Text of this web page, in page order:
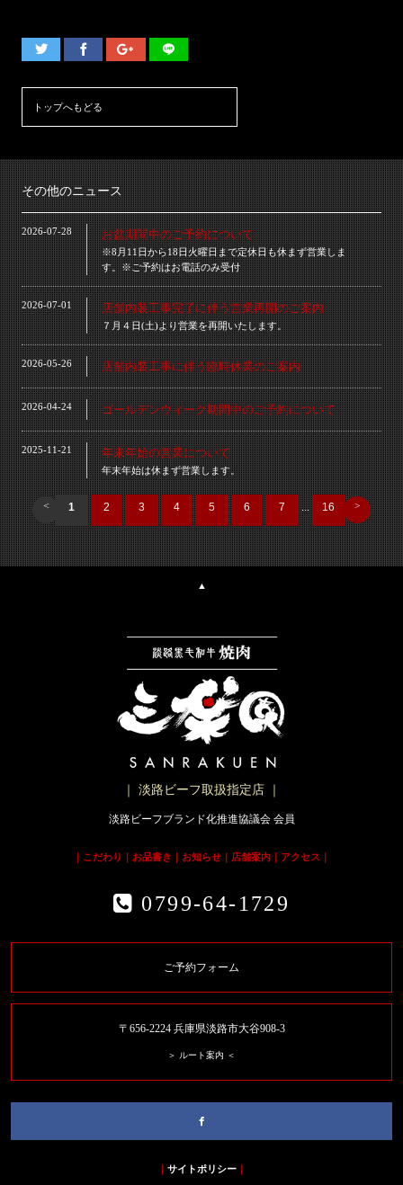
トップへもどる
その他のニュース
2026-07-28 お盆期間中のご予約について
※8月11日から18日火曜日まで定休日も休まず営業しま
す。※ご予約はお電話のみ受付
2026-07-01 店舗内装工事完了に伴う営業再開のご案内
７月４日(土)より営業を再開いたします。
2026-05-26 店舗内装工事に伴う臨時休業のご案内
2026-04-24 ゴールデンウィーク期間中のご予約について
2025-11-21 年末年始の営業について
年末年始は休まず営業します。
< 1 2 3 4 5 6 7 ... 16 >
▲
｜ 淡路ビーフ取扱指定店 ｜
淡路ビーフブランド化推進協議会 会員
｜ こだわり ｜ お品書き ｜ お知らせ ｜ 店舗案内 ｜ アクセス ｜
0799-64-1729
ご予約フォーム
〒656-2224 兵庫県淡路市大谷908-3
＞ ルート案内 ＜
｜ サイトポリシー｜